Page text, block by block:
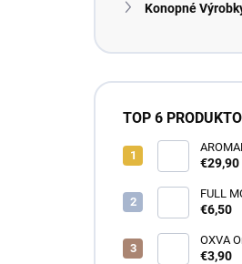
Konopné
TOP 6
1 ml -
€29,90
FULL
ml
€6,50
OXVA
cartridge
€3,90